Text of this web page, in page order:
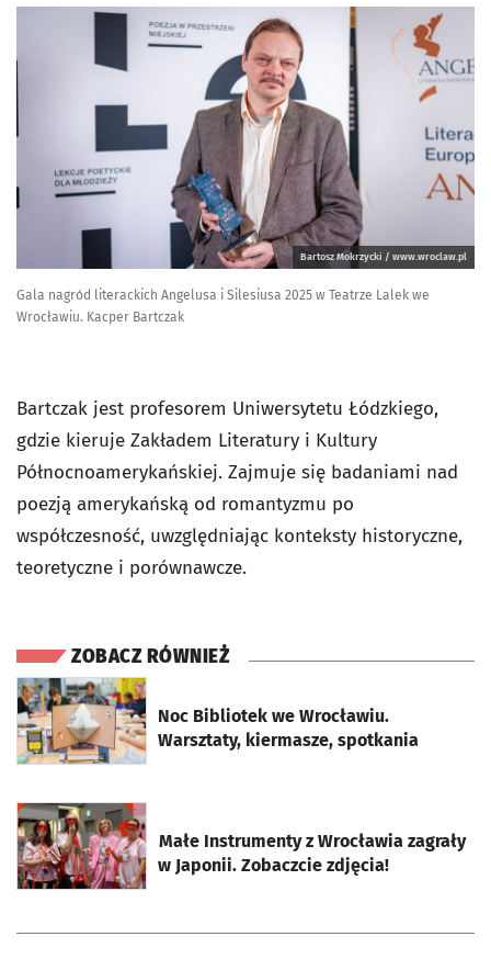
Bartosz Mokrzycki / www.wroclaw.pl
Gala nagród literackich Angelusa i Silesiusa 2025 w Teatrze Lalek we
Wrocławiu. Kacper Bartczak
Bartczak jest profesorem Uniwersytetu Łódzkiego,
gdzie kieruje Zakładem Literatury i Kultury
Północnoamerykańskiej. Zajmuje się badaniami nad
poezją amerykańską od romantyzmu po
współczesność, uwzględniając konteksty historyczne,
teoretyczne i porównawcze.
ZOBACZ RÓWNIEŻ
Noc Bibliotek we Wrocławiu.
Warsztaty, kiermasze, spotkania
otworzy się w nowej karcie
Małe Instrumenty z Wrocławia zagrały
w Japonii. Zobaczcie zdjęcia!
otworzy się w nowej karcie